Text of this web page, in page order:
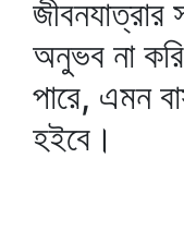
অনুভব না
পারে, এমন
হইবে।